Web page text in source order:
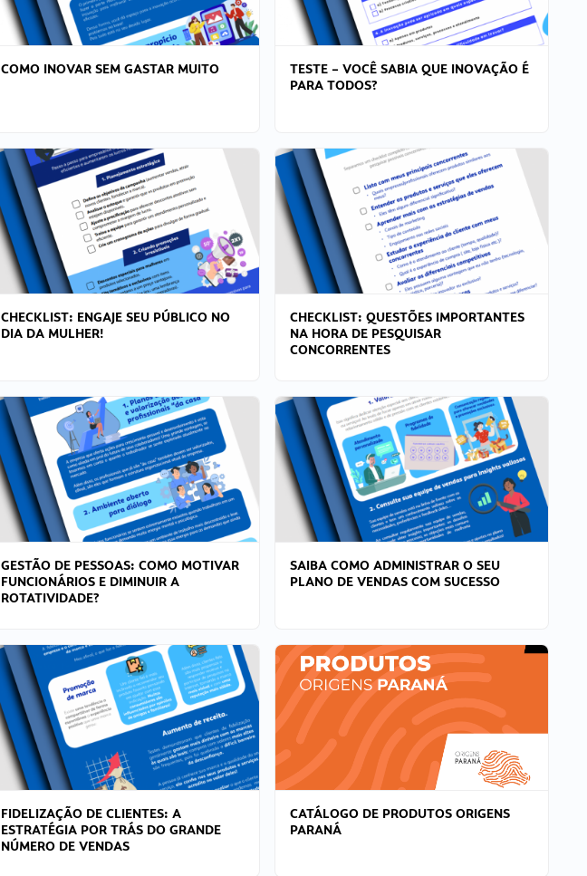
COMO INOVAR SEM GASTAR MUITO
TESTE – VOCÊ SABIA QUE INOVAÇÃO É
PARA TODOS?
CHECKLIST: ENGAJE SEU PÚBLICO NO
DIA DA MULHER!
CHECKLIST: QUESTÕES IMPORTANTES
NA HORA DE PESQUISAR
CONCORRENTES
GESTÃO DE PESSOAS: COMO MOTIVAR
FUNCIONÁRIOS E DIMINUIR A
ROTATIVIDADE?
SAIBA COMO ADMINISTRAR O SEU
PLANO DE VENDAS COM SUCESSO
FIDELIZAÇÃO DE CLIENTES: A
ESTRATÉGIA POR TRÁS DO GRANDE
NÚMERO DE VENDAS
CATÁLOGO DE PRODUTOS ORIGENS
PARANÁ